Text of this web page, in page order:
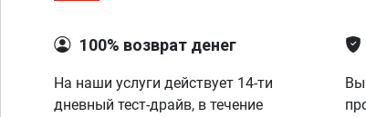
100% возврат денег
На наши услуги действует 14-ти
дневный тест-драйв, в течение
Вы